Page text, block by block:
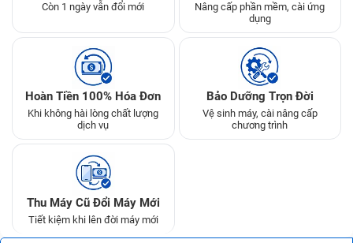
Còn 1 ngày vẫn đổi mới
Nâng cấp phần mềm, cài ứng
dụng
Hoàn Tiền 100% Hóa Đơn
Khi không hài lòng chất lượng
dịch vụ
Bảo Dưỡng Trọn Đời
Vệ sinh máy, cài nâng cấp
chương trình
Thu Máy Cũ Đổi Máy Mới
Tiết kiệm khi lên đời máy mới